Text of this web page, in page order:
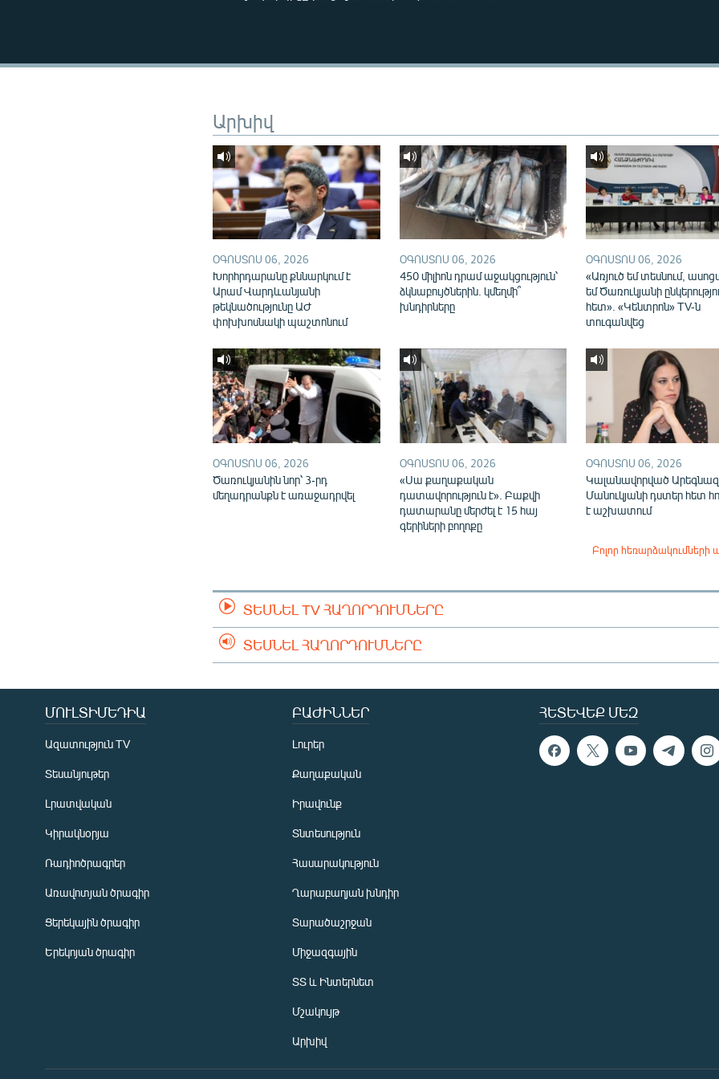
ՍՊՈՐՏ
Արխիվ
ՕԳՈՍՏՈՍ 06, 2026
Խորհրդարանը քննարկում է
Արամ Վարդևանյանի
թեկնածությունը ԱԺ
փոխխոսնակի պաշտոնում
ՕԳՈՍՏՈՍ 06, 2026
450 միլիոն դրամ աջակցություն՝
ձկնաբույծներին. կմեղմի՞
խնդիրները
ՕԳՈՍՏՈՍ 06, 2026
«Առյուծ եմ տեսնում,
եմ Ծառուկյանի
հետ». «Կենտրոն» TV-ն
տուգանվեց
ՕԳՈՍՏՈՍ 06, 2026
Ծառուկյանին նոր՝ 3-րդ
մեղադրանքն է առաջադրվել
ՕԳՈՍՏՈՍ 06, 2026
«Սա քաղաքական
դատավորություն է». Բաքվի
դատարանը մերժել է 15 հայ
գերիների բողոքը
ՕԳՈՍՏՈՍ 06, 2026
Կալանավորված Արեգնազ
Մանուկյանի դստեր հետ
է աշխատում
Բոլոր հեռարձակումների
ՏԵՍՆԵԼ TV ՀԱՂՈՐԴՈՒՄՆԵՐԸ
ՏԵՍՆԵԼ ՀԱՂՈՐԴՈՒՄՆԵՐԸ
ՀԵՏԵՎԵՔ ՄԵԶ
ՄՈՒԼՏԻՄԵԴԻԱ
Ազատություն TV
Տեսանյութեր
Լրատվական
Կիրակնօրյա
Ռադիոծրագրեր
Առավոտյան ծրագիր
Ցերեկային ծրագիր
Երեկոյան ծրագիր
ԲԱԺԻՆՆԵՐ
Լուրեր
Քաղաքական
Իրավունք
Տնտեսություն
Հասարակություն
Ղարաբաղյան խնդիր
Տարածաշրջան
Միջազգային
ՏՏ և Ինտերնետ
Մշակույթ
Արխիվ